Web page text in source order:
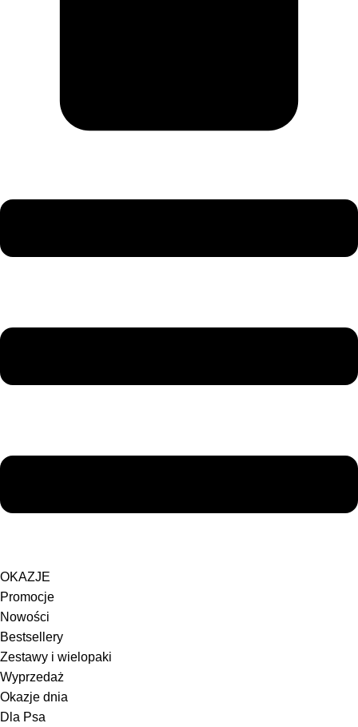
OKAZJE
Promocje
Nowości
Bestsellery
Zestawy i wielopaki
Wyprzedaż
Okazje dnia
Dla Psa